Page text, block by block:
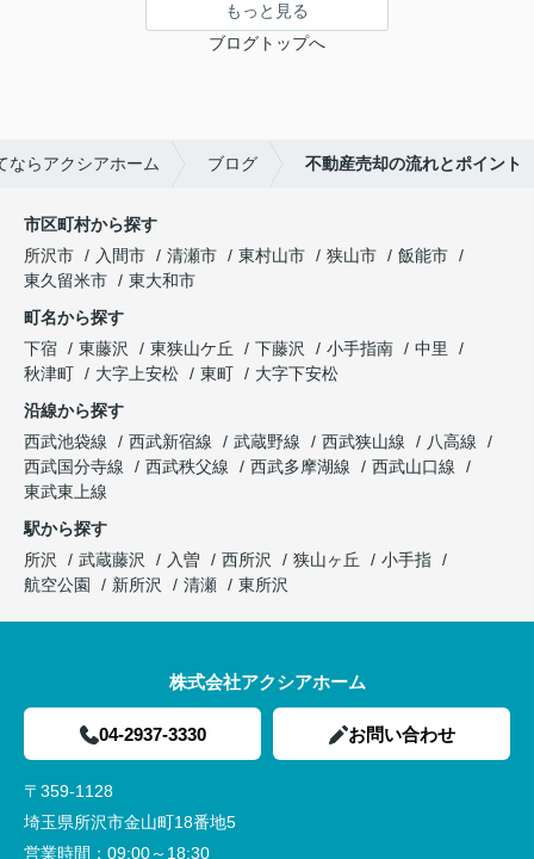
もっと見る
ブログトップへ
ならアクシアホーム ブログ 不動産売却の流れとポイント
市区町村から探す
所沢市
入間市 清瀬市 東村山市 狭山市
飯能市
東久留米市
東大和市
町名から探す
下宿
東藤沢 東狭山ケ丘 下藤沢 小手指南
中里
秋津町
大字上安松 東町
大字下安松
沿線から探す
西武池袋線
西武新宿線 武蔵野線 西武狭山線
八高線
西武国分寺線
西武秩父線 西武多摩湖線
西武山口線
東武東上線
駅から探す
所沢
武蔵藤沢 入曽 西所沢 狭山ヶ丘
小手指
航空公園
新所沢 清瀬 東所沢
株式会社アクシアホーム
04-2937-3330 お問い合わせ
〒359-1128
埼玉県所沢市金山町18番地5
営業時間： 09:00～18:30